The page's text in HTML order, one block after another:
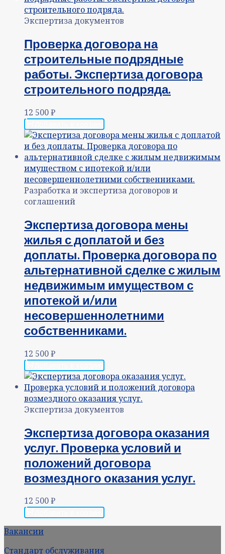
Экспертиза документов
Проверка договора на
строительные подрядные
работы. Экспертиза договора
строительного подряда.
12 500₽
Разработка и экспертиза договоров и
соглашений
Экспертиза договора мены
жилья с доплатой и без
доплаты. Проверка договора по
альтернативной сделке с жилым
недвижимым имуществом с
ипотекой и/или
несовершеннолетними
собственниками.
12 500₽
Экспертиза документов
Экспертиза договора оказания
услуг. Проверка условий и
положений договора
возмездного оказания услуг.
12 500₽
Вакансии
Стандарт обслуживания